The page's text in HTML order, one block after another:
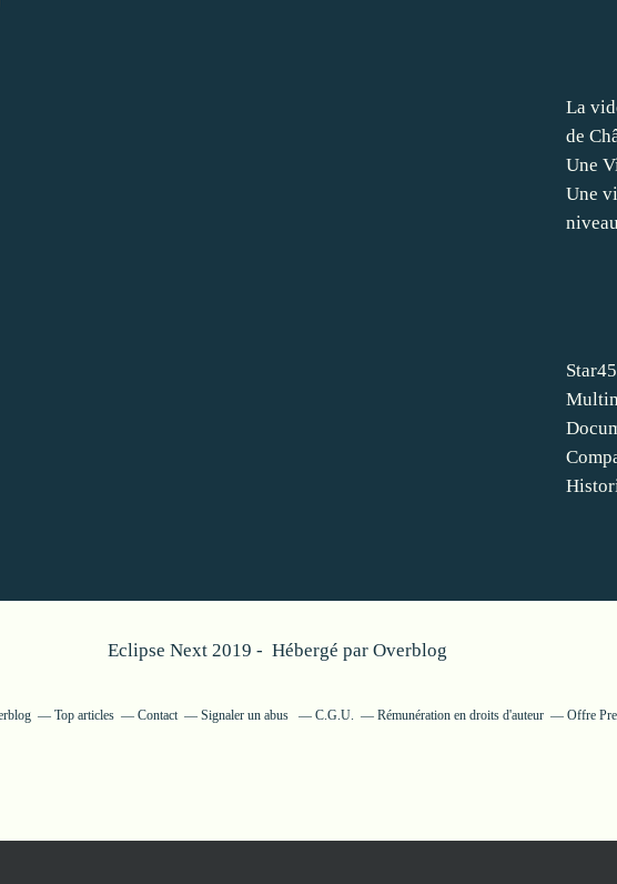
Star45
La
de
Une
Une
niveau
Eclipse Next 2019 - Hébergé par Overblog
Top articles Contact Signaler un abus C.G.U. Rémunération en droits d'auteur Offre